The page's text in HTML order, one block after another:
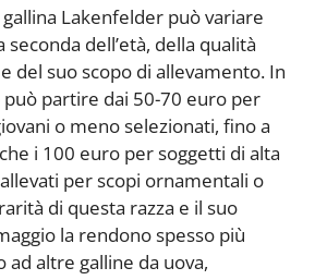
Lakenfelder può variare
dell’età, della qualità
del suo scopo di allevamento. In
può partire dai 50-70 euro per
o meno selezionati, fino a
i 100 euro per soggetti di alta
per scopi ornamentali o
di questa razza e il suo
la rendono spesso più
ad altre galline da uova,